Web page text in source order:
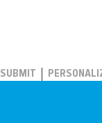
SUBMIT